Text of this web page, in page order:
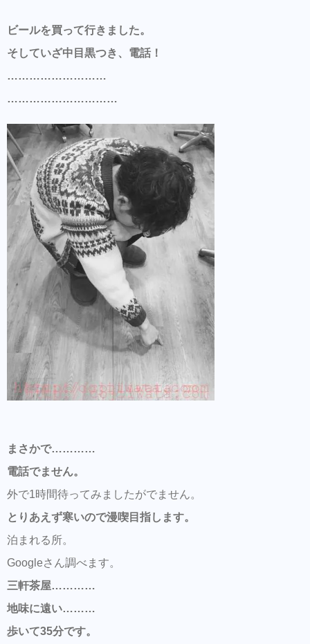
ビールを買って行きました。
そしていざ中目黒つき、電話！
………………………
…………………………
まさかで…………
電話でません。
外で1時間待ってみましたがでません。
とりあえず寒いので漫喫目指します。
泊まれる所。
Googleさん調べます。
三軒茶屋…………
地味に遠い………
歩いて35分です。